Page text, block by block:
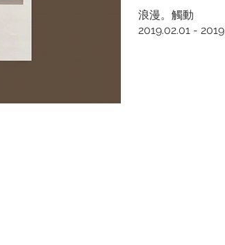
浪漫。觸動
2019.02.01 -